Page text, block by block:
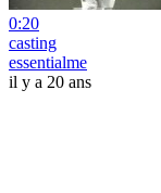
0:20
casting
essentialme
il y a 20 ans